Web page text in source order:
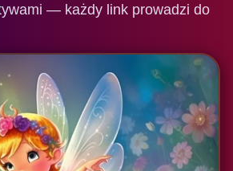
— każdy link prowadzi do